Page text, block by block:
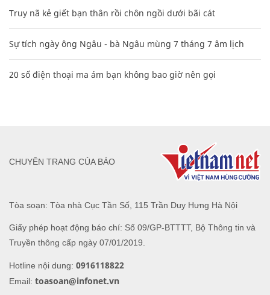
Truy nã kẻ giết bạn thân rồi chôn ngồi dưới bãi cát
Sự tích ngày ông Ngâu - bà Ngâu mùng 7 tháng 7 âm lịch
20 số điện thoại ma ám bạn không bao giờ nên gọi
Tòa soạn: Tòa nhà Cục Tần Số, 115 Trần Duy Hưng Hà Nội
Giấy phép hoạt động báo chí: Số 09/GP-BTTTT, Bộ Thông tin và
Truyền thông cấp ngày 07/01/2019.
Hotline nội dung: 0916118822
Email: toasoan@infonet.vn
CHUYÊN TRANG CỦA BÁO